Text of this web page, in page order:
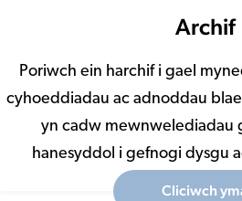
Archif
Poriwch ein harchif i gael
cyhoeddiadau ac adnoddau
yn cadw mewnwelediadau
hanesyddol i gefnogi dysgu
Cliciwch